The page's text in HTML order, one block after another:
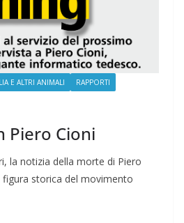
E ALTRI ANIMALI RAPPORTI
Piero Cioni
la notizia della morte di Piero
figura storica del movimento